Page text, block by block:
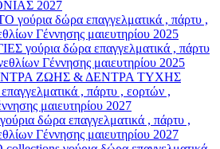
2027
γούρια δώρα επαγγελματικά , πάρτυ ,
Γέννησης μαιευτηρίου 2025
γούρια δώρα επαγγελματικά , πάρτυ
Γέννησης μαιευτηρίου 2025
ΖΩΗΣ & ΔΕΝΤΡΑ ΤΥΧΗΣ
, πάρτυ , εορτών ,
μαιευτηρίου 2027
δώρα επαγγελματικά , πάρτυ ,
Γέννησης μαιευτηρίου 2027